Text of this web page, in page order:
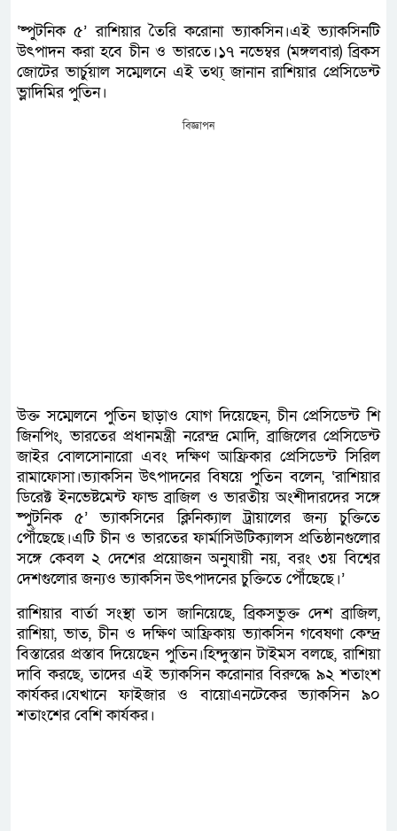
‘ষ্পুটনিক ৫’ রাশিয়ার তৈরি করোনা ভ্যাকসিন।এই ভ্যাকসিনটি
উৎপাদন করা হবে চীন ও ভারতে।১৭ নভেম্বর (মঙ্গলবার) ব্রিকস
জোটের ভার্চুয়াল সম্মেলনে এই তথ্য্ জানান রাশিয়ার প্রেসিডেন্ট
ভ্লাদিমির পুতিন।
বিজ্ঞাপন
উক্ত সম্মেলনে পুতিন ছাড়াও যোগ দিয়েছেন, চীন প্রেসিডেন্ট শি
জিনপিং, ভারতের প্রধানমন্ত্রী নরেন্দ্র মোদি, ব্রাজিলের প্রেসিডেন্ট
জাইর বোলসোনারো এবং দক্ষিণ আফ্রিকার প্রেসিডেন্ট সিরিল
রামাফোসা।ভ্যাকসিন উৎপাদনের বিষয়ে পুতিন বলেন, ‘রাশিয়ার
ডিরেক্ট ইনভেষ্টমেন্ট ফান্ড ব্রাজিল ও ভারতীয় অংশীদারদের সঙ্গে
ষ্পুটনিক ৫’ ভ্যাকসিনের ক্লিনিক্যাল ট্রায়ালের জন্য চুক্তিতে
পৌঁছেছে।এটি চীন ও ভারতের ফার্মাসিউটিক্যালস প্রতিষ্ঠানগুলোর
সঙ্গে কেবল ২ দেশের প্রয়োজন অনুযায়ী নয়, বরং ৩য় বিশ্বের
দেশগুলোর জন্যও ভ্যাকসিন উৎপাদনের চুক্তিতে পৌঁছেছে।’
রাশিয়ার বার্তা সংস্থা তাস জানিয়েছে, ব্রিকসভুক্ত দেশ ব্রাজিল,
রাশিয়া, ভাত, চীন ও দক্ষিণ আফ্রিকায় ভ্যাকসিন গবেষণা কেন্দ্র
বিস্তারের প্রস্তাব দিয়েছেন পুতিন।হিন্দুস্তান টাইমস বলছে, রাশিয়া
দাবি করছে, তাদের এই ভ্যাকসিন করোনার বিরুদ্ধে ৯২ শতাংশ
কার্যকর।যেখানে ফাইজার ও বায়োএনটেকের ভ্যাকসিন ৯০
শতাংশের বেশি কার্যকর।